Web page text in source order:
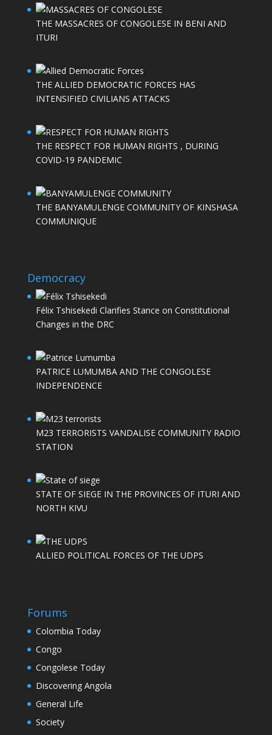
THE MASSACRES OF CONGOLESE IN BENI AND
ITURI
THE ALLIED DEMOCRATIC FORCES HAS
INTENSIFIED CIVILIANS ATTACKS
THE RESPECT FOR HUMAN RIGHTS , DURING
COVID-19 PANDEMIC
THE BANYAMULENGE COMMUNITY OF KINSHASA
COMMUNIQUE
Democracy
Félix Tshisekedi Clarifies Stance on Constitutional
Changes in the DRC
PATRICE LUMUMBA AND THE CONGOLESE
INDEPENDENCE
M23 TERRORISTS VANDALISE COMMUNITY RADIO
STATION
STATE OF SIEGE IN THE PROVINCES OF ITURI AND
NORTH KIVU
ALLIED POLITICAL FORCES OF THE UDPS
Forums
Colombia Today
Congo
Congolese Today
Discovering Angola
General Life
Society